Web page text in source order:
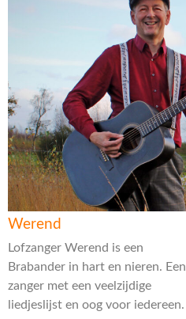
Werend
Lofzanger Werend is een
Brabander in hart en nieren. Een
zanger met een veelzijdige
liedjeslijst en oog voor iedereen.